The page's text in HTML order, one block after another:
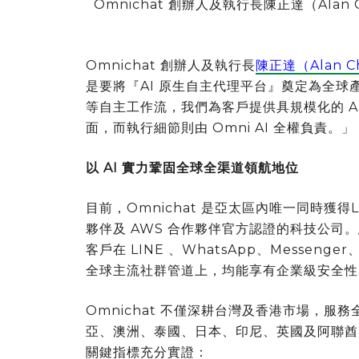
Omnichat 創辦人及執行長陳正達（Alan
Omnichat 創辦人及執行長陳正達（Alan
是要將『AI 原生自主代理平台』奠定為全
等自主工作流，我們為客戶提供具規模化的
面，而執行細節則由 Omni AI 全權負責。」
以 AI 實力鞏固全球全渠道領航地位
目前，Omnichat 是亞太區內唯一同時獲
夥伴及 AWS 合作夥伴官方認證的科技公司
客戶在 LINE 、WhatsApp、Messenger
全球主流社群管道上，均能享有企業級安全
Omnichat 不僅深耕台灣及香港市場，服務
亞、澳洲、泰國、日本、印尼、英國及阿聯
關鍵指標充分實證：